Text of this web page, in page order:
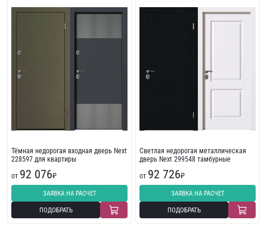
Тёмная недорогая входная дверь Next
228597 для квартиры
от 92 076₽
ЗАЯВКА НА РАСЧЕТ
ПОДОБРАТЬ
Светлая недорогая металлическая
дверь Next 299548 тамбурные
от 92 726₽
ЗАЯВКА НА РАСЧЕТ
ПОДОБРАТЬ